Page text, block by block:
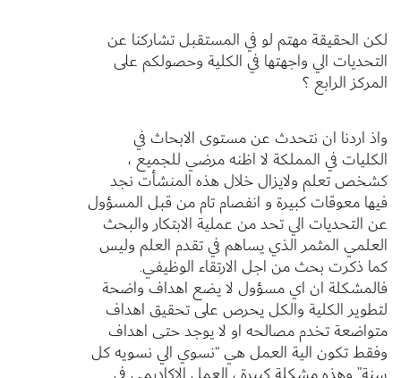
لكن الحقيقة مهتم لو في المستقبل تشاركنا عن
التحديات الي واجهتها في الكلية وحصولكم على
المركز الرابع ؟
واذ اردنا ان نتحدث عن مستوى الابحاث في
الكليات في المملكة لا اظنه مرضي للجميع ،
كشخص تعلم ولايزال خلال هذه المنشأت نجد
فيها معوقات كبيرة و انفصام تام من قبل المسؤول
عن التحديات الي تحد من عملية الابتكار والبحث
العلمي المثمر الذي يساهم في تقدم العلم وليس
كما ذكرت بحث من اجل الارتقاء الوظيفي.
فالمشكلة ان اي مسؤول لا يضع اهداف واضحة
لتطوير الكلية والكل يحرص على تحقيق اهداف
متواضعة تخدم مصالحه او لا يوجد حتى اهداف
وفقط تكون الية العمل هي “نسوي الي نسويه كل